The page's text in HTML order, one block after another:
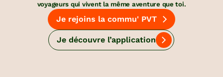
voyageurs qui vivent la même aventure que toi.
Je rejoins la commu' PVT
Je découvre l’application